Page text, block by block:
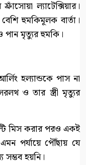
ল্যাটেক্সিয়ার।
হুমকিমূলক বার্তা।
পান মৃত্যুর হুমকি।
হল্যান্ডকে পাস না
ও তার স্ত্রী মৃত্যুর
মিস করার পরও একই
পর্যায়ে পৌঁছায় যে
হয়নি।